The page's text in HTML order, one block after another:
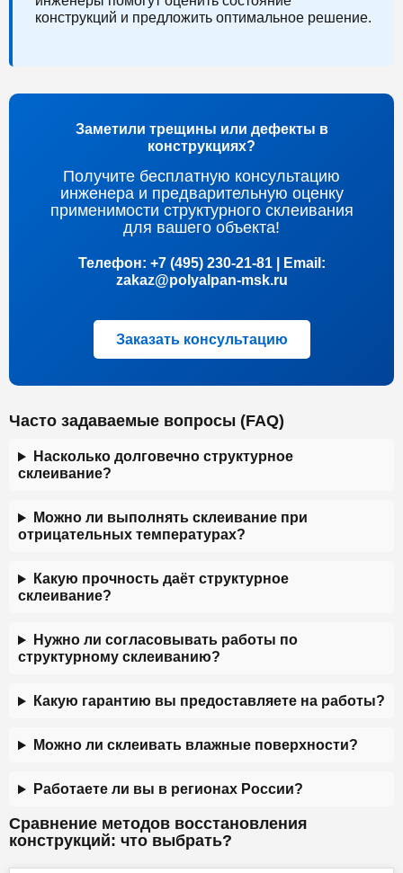
конструкций и предложить оптимальное решение.
Заметили трещины или дефекты в
конструкциях?
Получите бесплатную консультацию
инженера и предварительную оценку
применимости структурного склеивания
для вашего объекта!
Телефон: +7 (495) 230-21-81 | Email:
zakaz@polyalpan-msk.ru
Заказать консультацию
Часто задаваемые вопросы (FAQ)
Насколько долговечно структурное
склеивание?
Можно ли выполнять склеивание при
отрицательных температурах?
Какую прочность даёт структурное
склеивание?
Нужно ли согласовывать работы по
структурному склеиванию?
Какую гарантию вы предоставляете на работы?
Можно ли склеивать влажные поверхности?
Работаете ли вы в регионах России?
Сравнение методов восстановления
конструкций: что выбрать?